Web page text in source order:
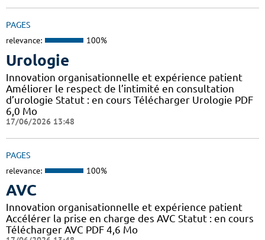
PAGES
relevance: 100%
Urologie
Innovation organisationnelle et expérience patient
Améliorer le respect de l’intimité en consultation
d’urologie Statut : en cours Télécharger Urologie PDF
6,0 Mo
17/06/2026 13:48
PAGES
relevance: 100%
AVC
Innovation organisationnelle et expérience patient
Accélérer la prise en charge des AVC Statut : en cours
Télécharger AVC PDF 4,6 Mo